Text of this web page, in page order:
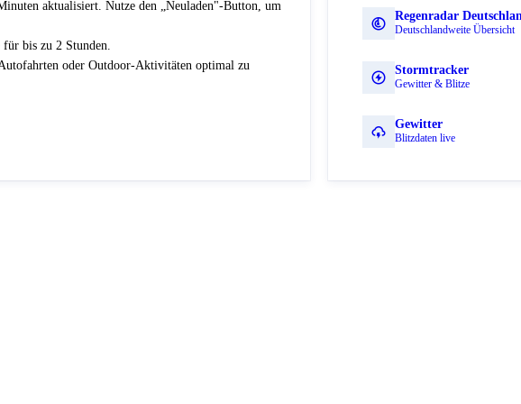
aktualisiert. Nutze den „Neuladen"-Button, um
bis zu 2 Stunden.
oder Outdoor-Aktivitäten optimal zu
Regenradar
Deutschlandweite Übersicht
Stormtracker
Gewitter & Blitze
Gewitter
Blitzdaten live